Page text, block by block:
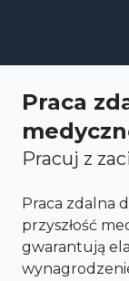
Praca
Pracuj z
Praca zdalna
przyszłość
gwarantują